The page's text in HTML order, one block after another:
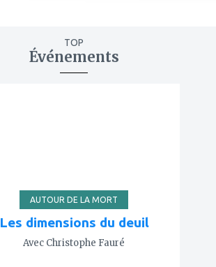
TOP
Événements
AUTOUR DE LA MORT
Les dimensions du deuil
Avec Christophe Fauré